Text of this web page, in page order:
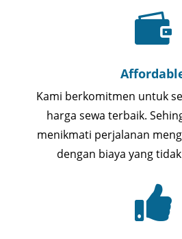

Kami berkomitmen untuk
harga sewa terbaik.
menikmati perjalanan
dengan biaya yang
